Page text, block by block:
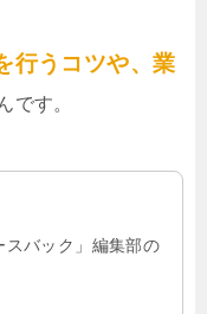
行うコツや、業
です。
スバック」編集部の